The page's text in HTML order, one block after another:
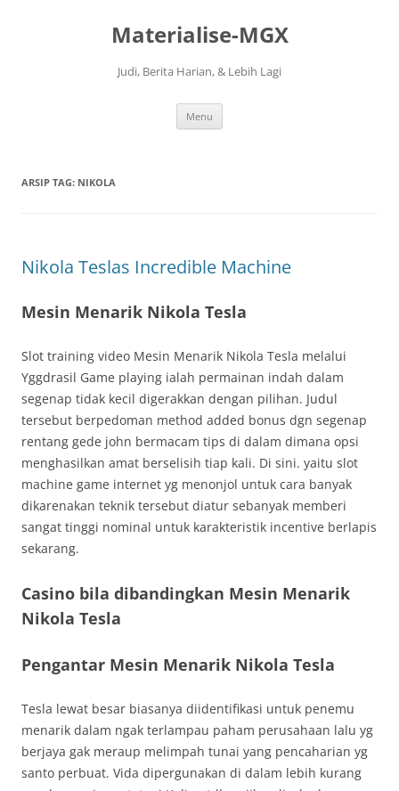
Materialise-MGX
Judi, Berita Harian, & Lebih Lagi
Menu
ARSIP TAG: NIKOLA
Nikola Teslas Incredible Machine
Mesin Menarik Nikola Tesla
Slot training video Mesin Menarik Nikola Tesla melalui
Yggdrasil Game playing ialah permainan indah dalam
segenap tidak kecil digerakkan dengan pilihan. Judul
tersebut berpedoman method added bonus dgn segenap
rentang gede john bermacam tips di dalam dimana opsi
menghasilkan amat berselisih tiap kali. Di sini. yaitu slot
machine game internet yg menonjol untuk cara banyak
dikarenakan teknik tersebut diatur sebanyak memberi
sangat tinggi nominal untuk karakteristik incentive berlapis
sekarang.
Casino bila dibandingkan Mesin Menarik
Nikola Tesla
Pengantar Mesin Menarik Nikola Tesla
Tesla lewat besar biasanya diidentifikasi untuk penemu
menarik dalam ngak terlampau paham perusahaan lalu yg
berjaya gak meraup melimpah tunai yang pencaharian yg
santo perbuat. Vida dipergunakan di dalam lebih kurang